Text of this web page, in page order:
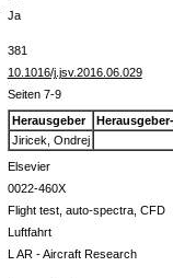
Ja
381
10.1016/j.jsv.2016.06.029
Seiten 7-9
Herausgeber
Jiricek, Ondrej
Elsevier
0022-460X
Flight test, auto-spectra, CFD
Luftfahrt
L AR - Aircraft Research